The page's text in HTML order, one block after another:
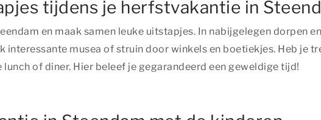
tijdens je herfstvakantie in
en maak samen leuke uitstapjes. In nabijgelegen dorpen
interessante musea of struin door winkels en boetiekjes. Heb je
of diner. Hier beleef je gegarandeerd een geweldige tijd!